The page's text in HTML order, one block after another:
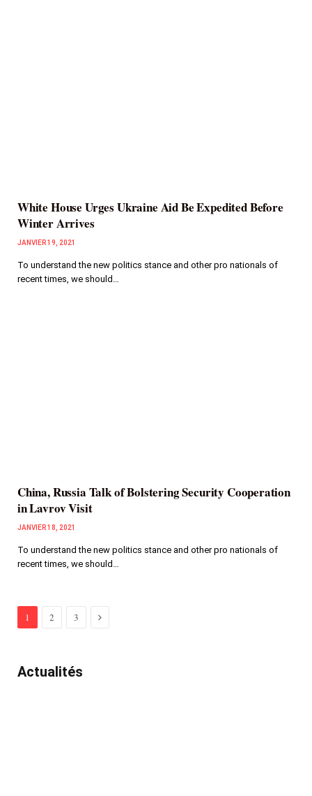
White House Urges Ukraine Aid Be Expedited Before
Winter Arrives
JANVIER 19, 2021
To understand the new politics stance and other pro nationals of
recent times, we should…
China, Russia Talk of Bolstering Security Cooperation
in Lavrov Visit
JANVIER 18, 2021
To understand the new politics stance and other pro nationals of
recent times, we should…
1 2 3 Next
Actualités